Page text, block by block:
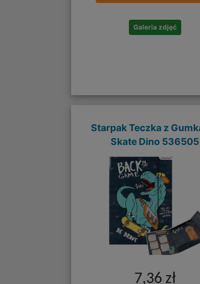
Galeria zdjęć
Starpak Teczka z
Skate Dino 536505
7,36 zł